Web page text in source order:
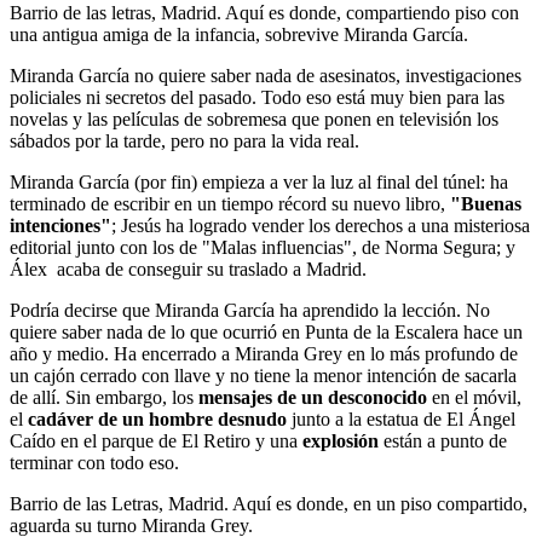
Barrio de las letras, Madrid. Aquí es donde, compartiendo piso con
una antigua amiga de la infancia, sobrevive Miranda García.
Miranda García no quiere saber nada de asesinatos, investigaciones
policiales ni secretos del pasado. Todo eso está muy bien para las
novelas y las películas de sobremesa que ponen en televisión los
sábados por la tarde, pero no para la vida real.
Miranda García (por fin) empieza a ver la luz al final del túnel: ha
terminado de escribir en un tiempo récord su nuevo libro, "Buenas
intenciones"; Jesús ha logrado vender los derechos a una misteriosa
editorial junto con los de "Malas influencias", de Norma Segura; y
Álex acaba de conseguir su traslado a Madrid.
Podría decirse que Miranda García ha aprendido la lección. No
quiere saber nada de lo que ocurrió en Punta de la Escalera hace un
año y medio. Ha encerrado a Miranda Grey en lo más profundo de
un cajón cerrado con llave y no tiene la menor intención de sacarla
de allí. Sin embargo, los mensajes de un desconocido en el móvil,
el cadáver de un hombre desnudo junto a la estatua de El Ángel
Caído en el parque de El Retiro y una explosión están a punto de
terminar con todo eso.
Barrio de las Letras, Madrid. Aquí es donde, en un piso compartido,
aguarda su turno Miranda Grey.